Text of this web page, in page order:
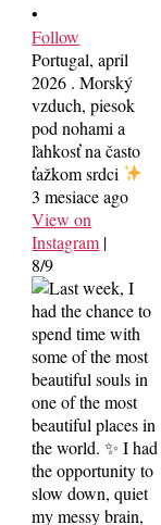
•
Follow
Portugal, april
2026 . Morský
vzduch, piesok
pod nohami a
ľahkosť na často
ťažkom srdci
3 mesiace ago
View on
Instagram |
8/9